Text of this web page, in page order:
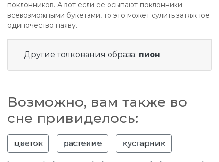
поклонников. А вот если ее осыпают поклонники
всевозможными букетами, то это может сулить затяжное
одиночество наяву.
Другие толкования образа: пион
Возможно, вам также во
сне привиделось:
цветок растение кустарник